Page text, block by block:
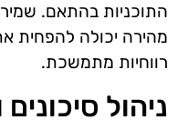
התוכניות בהתאם.
מהירה יכולה להפחית
רווחיות מתמשכת.
ניהול